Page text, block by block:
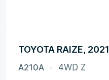
TOYOTA RAIZE, 2021
A210A 4WD Z